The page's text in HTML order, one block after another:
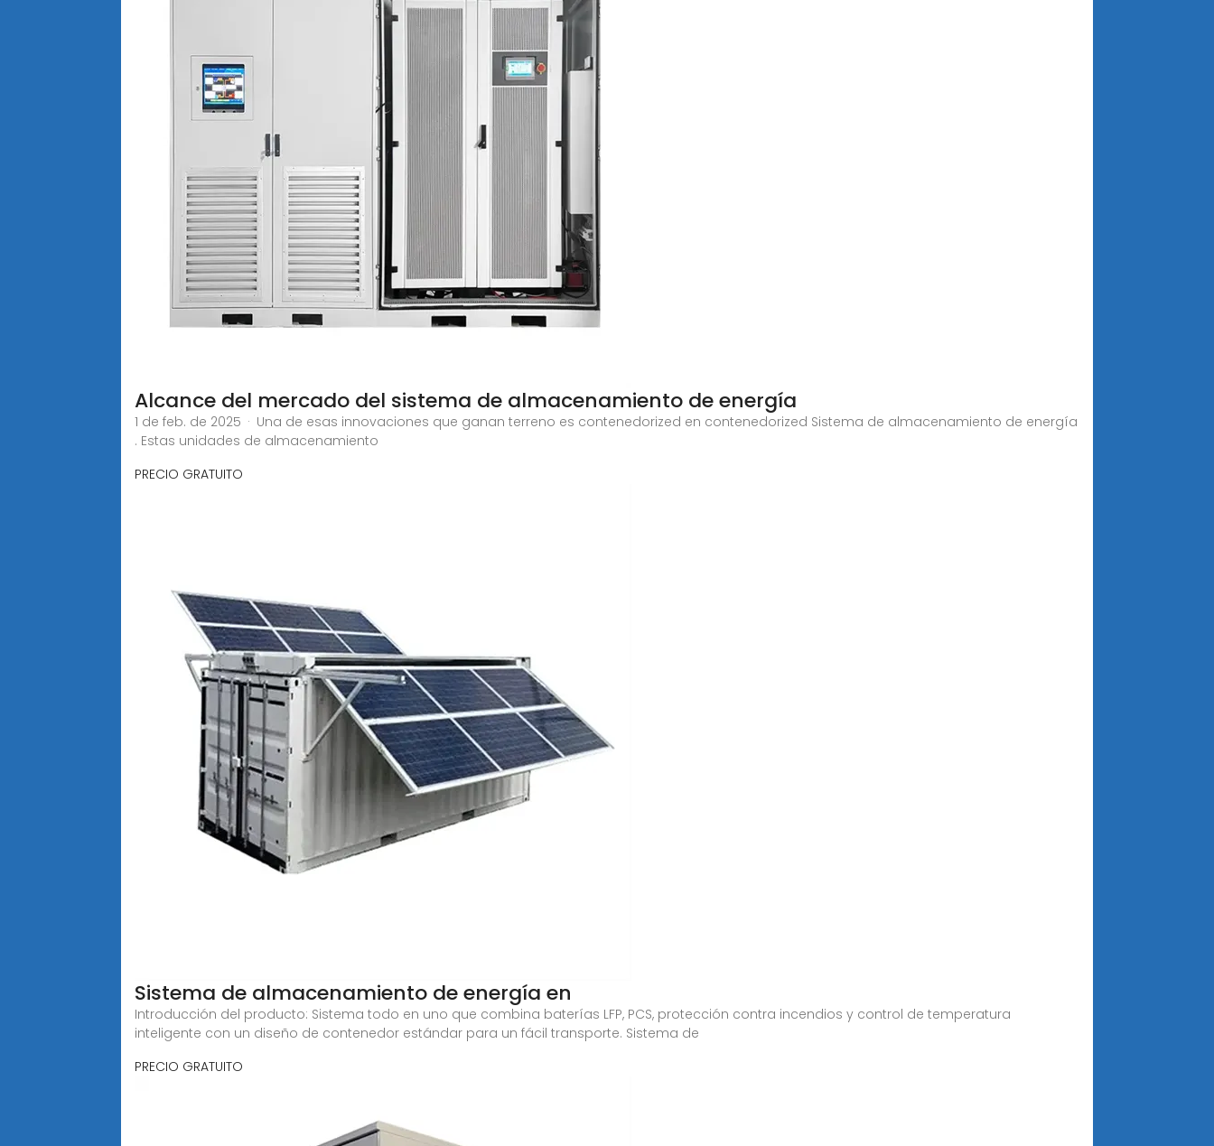
Alcance del mercado del sistema de almacenamiento de energía
1 de feb. de 2025 · Una de esas innovaciones que ganan terreno es contenedorized en contenedorized Sistema de almacenamiento de energía
. Estas unidades de almacenamiento
PRECIO GRATUITO
Sistema de almacenamiento de energía en
Introducción del producto: Sistema todo en uno que combina baterías LFP, PCS, protección contra incendios y control de temperatura
inteligente con un diseño de contenedor estándar para un fácil transporte. Sistema de
PRECIO GRATUITO